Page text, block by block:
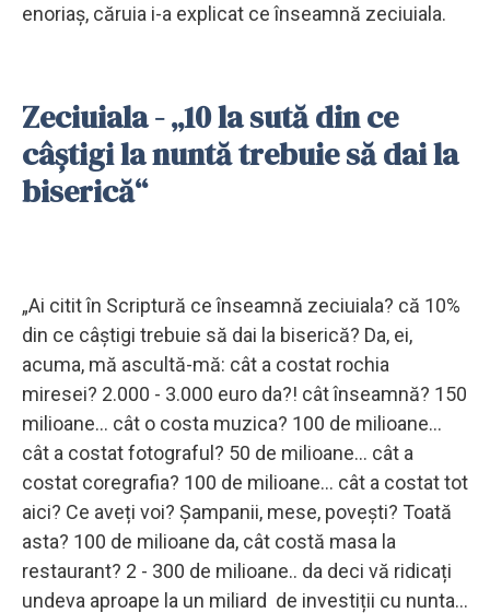
enoriaș, căruia i-a explicat ce înseamnă zeciuiala.
Zeciuiala - „10 la sută din ce
câștigi la nuntă trebuie să dai la
biserică“
„Ai citit în Scriptură ce înseamnă zeciuiala? că 10%
din ce câștigi trebuie să dai la biserică? Da, ei,
acuma, mă ascultă-mă: cât a costat rochia
miresei? 2.000 - 3.000 euro da?! cât înseamnă? 150
milioane... cât o costa muzica? 100 de milioane...
cât a costat fotograful? 50 de milioane... cât a
costat coregrafia? 100 de milioane... cât a costat tot
aici? Ce aveți voi? Șampanii, mese, povești? Toată
asta? 100 de milioane da, cât costă masa la
restaurant? 2 - 300 de milioane.. da deci vă ridicați
undeva aproape la un miliard de investiții cu nunta...